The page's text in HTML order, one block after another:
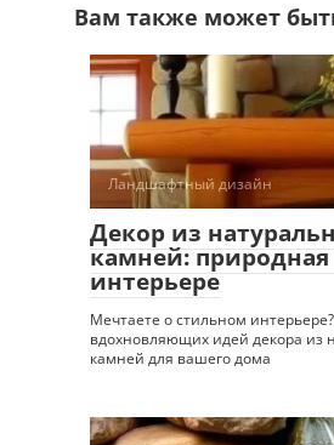
Вам также может
Ландшафтный дизайн
Декор из
камней: природная
интерьере
Мечтаете о стильном
вдохновляющих идей декора из
камней для вашего дома